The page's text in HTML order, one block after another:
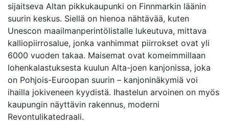
sijaitseva Altan pikkukaupunki on Finnmarkin läänin
suurin keskus. Siellä on hienoa nähtävää, kuten
Unescon maailmanperintölistalle lukeutuva, mittava
kalliopiirrosalue, jonka vanhimmat piirrokset ovat yli
6000 vuoden takaa. Maisemat ovat komeimmillaan
lohenkalastuksesta kuulun Alta-joen kanjonissa, joka
on Pohjois-Euroopan suurin – kanjoninäkymiä voi
ihailla jokiveneen kyydistä. Ihastelun arvoinen on myös
kaupungin näyttävin rakennus, moderni
Revontulikatedraali.